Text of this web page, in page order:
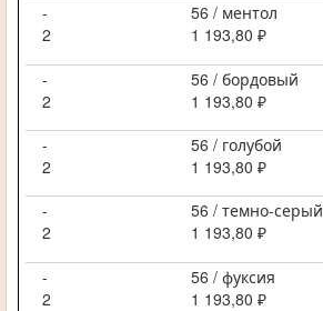
-
56 / ментол
2
1 193,80 ₽
-
56 / бордовый
2
1 193,80 ₽
-
56 / голубой
2
1 193,80 ₽
-
56 / темно-серый
2
1 193,80 ₽
-
56 / фуксия
2
1 193,80 ₽